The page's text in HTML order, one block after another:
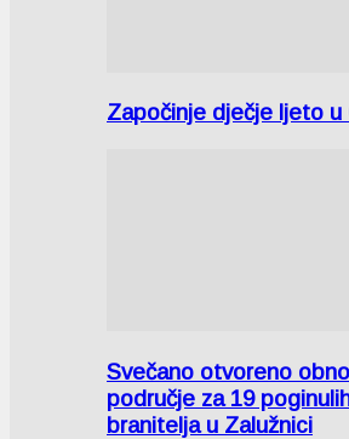
Započinje dječje ljeto
Svečano otvoreno
područje za 19
branitelja u Zalužnici